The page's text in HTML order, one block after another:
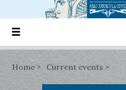
Home Current events